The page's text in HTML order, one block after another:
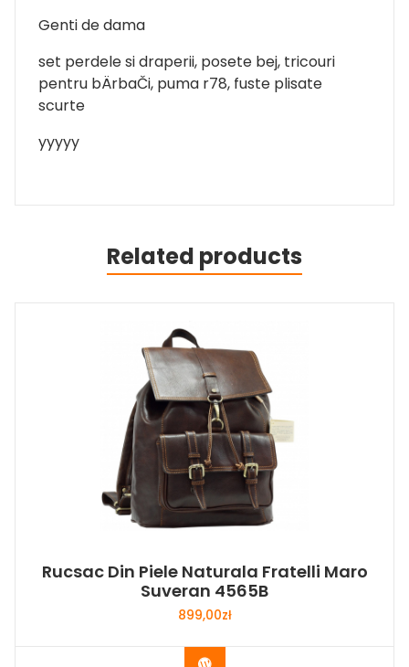
Genti de dama
set perdele si draperii, posete bej, tricouri
pentru bÄrbaČi, puma r78, fuste plisate
scurte
yyyyy
Related products
Rucsac Din Piele Naturala Fratelli Maro
Suveran 4565B
899,00zł